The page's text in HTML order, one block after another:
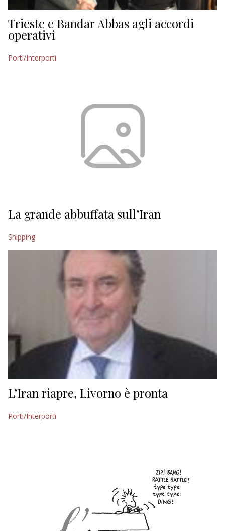
Trieste e Bandar Abbas agli accordi
operativi
Porti/Interporti
La grande abbuffata sull’Iran
Shipping
L’Iran riapre, Livorno è pronta
Porti/Interporti